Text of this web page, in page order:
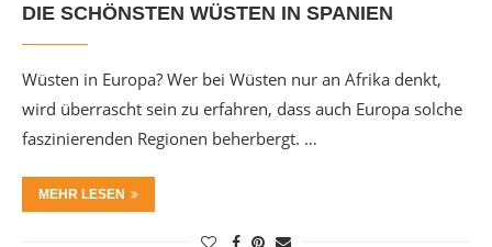
DIE SCHÖNSTEN WÜSTEN IN SPANIEN
Wüsten in Europa? Wer bei Wüsten nur an Afrika denkt,
wird überrascht sein zu erfahren, dass auch Europa solche
faszinierenden Regionen beherbergt. …
MEHR LESEN